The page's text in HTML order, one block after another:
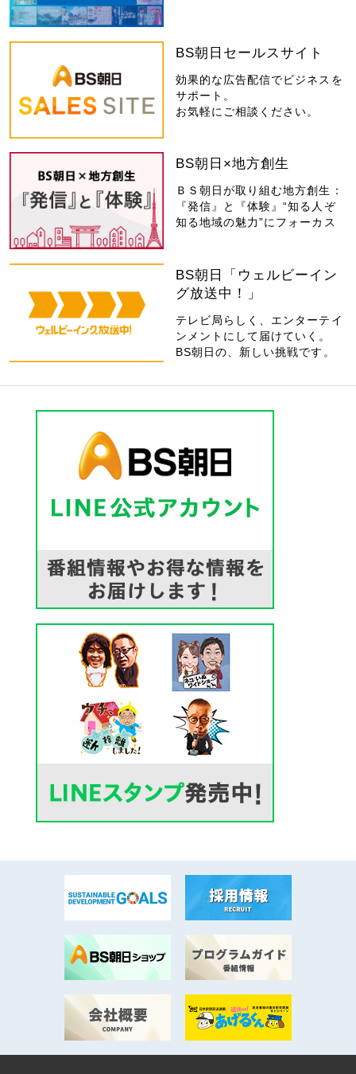
BS朝日セールスサイト
効果的な広告配信でビジネスを
サポート。
お気軽にご相談ください。
BS朝日×地方創生
ＢＳ朝日が取り組む地方創生：
『発信』と『体験』“知る人ぞ
知る地域の魅力”にフォーカス
BS朝日「ウェルビーイン
グ放送中！」
テレビ局らしく、エンターテイ
ンメントにして届けていく。
BS朝日の、新しい挑戦です。